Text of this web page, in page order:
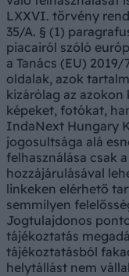
LXXVI. törvény
35/A. § (1)
piacairól szóló
a Tanács (EU)
oldalak, azok
kizárólag az
képeket, fotókat,
IndaNext Hungary
jogosultsága alá
felhasználása csak
hozzájárulásával
linkeken elérhető
semmilyen
Jogtulajdonos
tájékoztatás
tájékoztatásból
helytállást nem